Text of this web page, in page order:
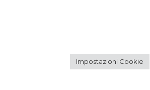
Impostazioni Cookie